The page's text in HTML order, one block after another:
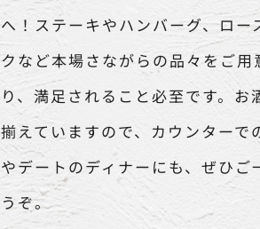
へ！ステーキやハンバーグ、ロー
クなど本場さながらの品々をご用
り、満足されること必至です。お
揃えていますので、カウンターで
やデートのディナーにも、ぜひご
うぞ。